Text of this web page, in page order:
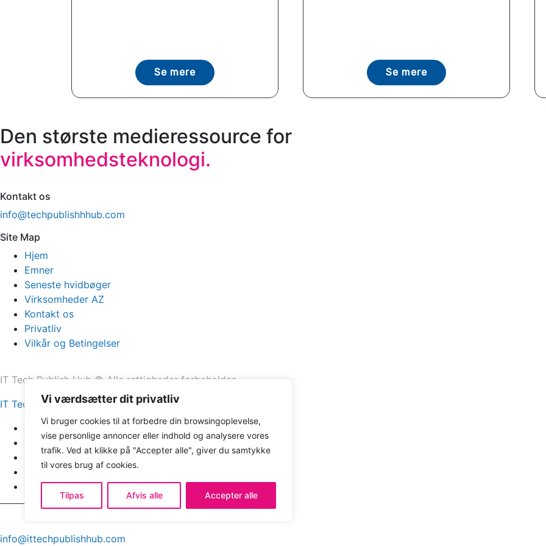
Vi værdsætter dit privatliv
Vi bruger cookies til at forbedre din browsingoplevelse,
vise personlige annoncer eller indhold og analysere vores
trafik. Ved at klikke på "Accepter alle", giver du samtykke
til vores brug af cookies.
Tilpas Afvis alle Accepter alle
Se mere Se mere
Den største medieressource for
virksomhedsteknologi.
Kontakt os
info@techpublishhhub.com
Site Map
Hjem
Emner
Seneste hvidbøger
Virksomheder AZ
Kontakt os
Privatliv
Vilkår og Betingelser
IT Tech Publish Hub © Alle rettigheder forbeholdes.
IT Tech Publish Hub
Hjem
Emner
Seneste hvidbøger
Virksomheder AZ
Kontakt os
info@ittechpublishhub.com